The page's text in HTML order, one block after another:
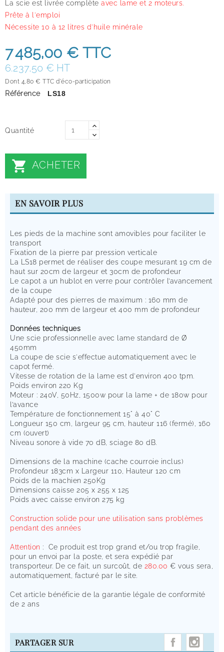
La scie est livrée complète avec lame et 2 moteurs.
Prête à l'emploi
Nécessite 10 à 12 litres d'huile minérale
7 485,00 € TTC
6.237,50 € HT
Dont 4,80 € TTC d'éco-participation
Référence LS18
Quantité
 ACHETER
EN SAVOIR PLUS
Les pieds de la machine sont amovibles pour faciliter le
transport
Fixation de la pierre par pression verticale
La LS18 permet de réaliser des coupe mesurant 19 cm de
haut sur 20cm de largeur et 30cm de profondeur
Le capot a un hublot en verre pour contrôler l’avancement
de la coupe
Adapté pour des pierres de maximum : 160 mm de
hauteur, 200 mm de largeur et 400 mm de profondeur
Données techniques
Une scie professionnelle avec lame standard de Ø
450mm
La coupe de scie s'effectue automatiquement avec le
capot fermé.
Vitesse de rotation de la lame est d'environ 400 tpm.
Poids environ 220 Kg
Moteur : 240V, 50Hz, 1500w pour la lame + de 180w pour
l’avance
Température de fonctionnement 15° à 40° C
Longueur 150 cm, largeur 95 cm, hauteur 116 (fermé), 160
cm (ouvert)
Niveau sonore à vide 70 dB, sciage 80 dB.
Dimensions de la machine (cache courroie inclus)
Profondeur 183cm x Largeur 110, Hauteur 120 cm
Poids de la machien 250Kg
Dimensions caisse 205 x 255 x 125
Poids avec caisse environ 275 kg
Construction solide pour une utilisation sans problèmes
pendant des années
Attention : Ce produit est trop grand et/ou trop fragile,
pour un envoi par la poste, et sera expédié par
transporteur. De ce fait, un surcoût, de 280.00 € vous sera,
automatiquement, facturé par le site.
Cet article bénéficie de la garantie légale de conformité
de 2 ans
PARTAGER SUR